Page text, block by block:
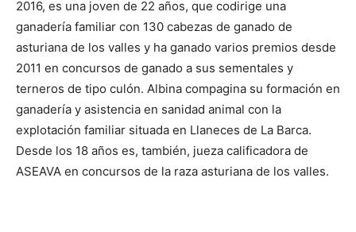
2016, es una joven de 22 años, que codirige una
ganadería familiar con 130 cabezas de ganado de
asturiana de los valles y ha ganado varios premios desde
2011 en concursos de ganado a sus sementales y
terneros de tipo culón. Albina compagina su formación en
ganadería y asistencia en sanidad animal con la
explotación familiar situada en Llaneces de La Barca.
Desde los 18 años es, también, jueza calificadora de
ASEAVA en concursos de la raza asturiana de los valles.